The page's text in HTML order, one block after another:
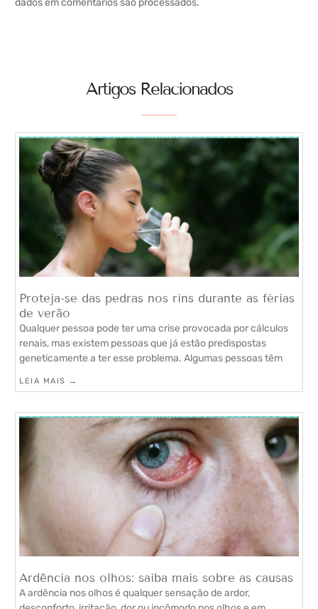
Artigos Relacionados
Proteja-se das pedras nos rins durante as férias
de verão
Qualquer pessoa pode ter uma crise provocada por cálculos
renais, mas existem pessoas que já estão predispostas
geneticamente a ter esse problema. Algumas pessoas têm
LEIA MAIS →
Ardência nos olhos: saiba mais sobre as causas
A ardência nos olhos é qualquer sensação de ardor,